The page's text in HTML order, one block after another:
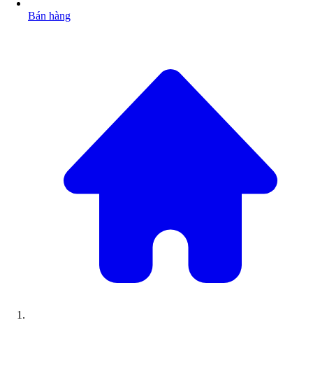
Bán hàng